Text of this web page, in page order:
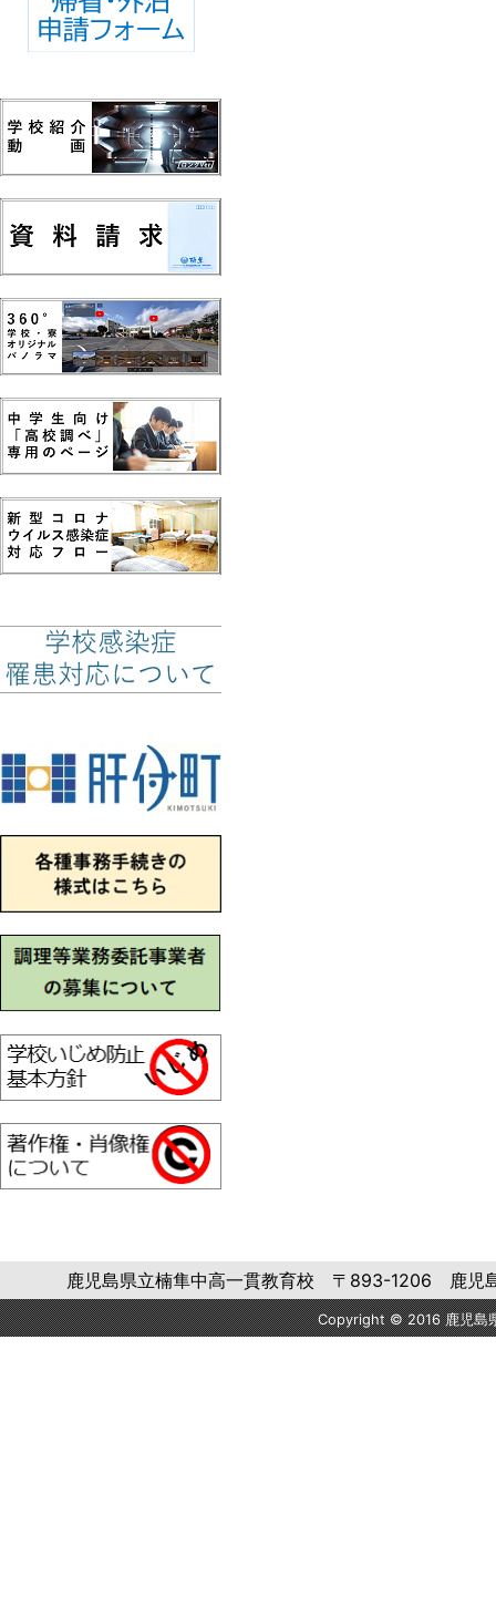
鹿児島県立楠隼中高一貫教育校 〒893-1206 鹿
Copyright © 2016 鹿児島